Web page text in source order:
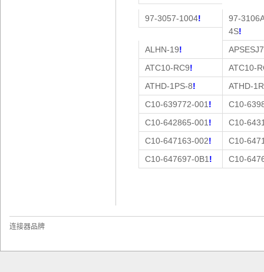
97-3057-1004!
97-
4S!
ALHN-19!
ATC10-RC9!
ATC10-
ATHD-1PS-8!
ATHD-
C10-639772-001 !
C10-
C10-642865-001 !
C10-
C10-647163-002!
C10-
C10-647697-0B1 ! C10-
连接器品牌